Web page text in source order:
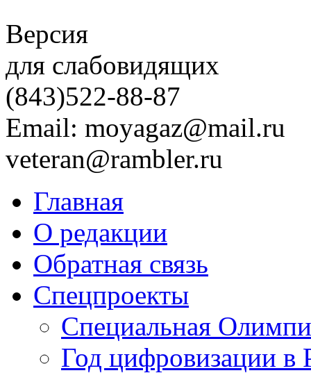
Версия
для слабовидящих
(843)522-88-87
Email: moyagaz@mail.ru
veteran@rambler.ru
Главная
О редакции
Обратная связь
Спецпроекты
Специальная
Год цифровизации в